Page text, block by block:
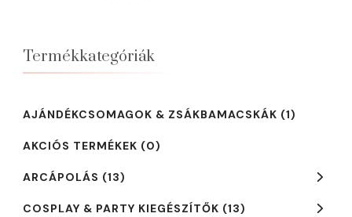
Termékkategóriák
AJÁNDÉKCSOMAGOK & ZSÁKBAMACSKÁK (1)
AKCIÓS TERMÉKEK (0)
ARCÁPOLÁS (13)
COSPLAY & PARTY KIEGÉSZÍTŐK (13)